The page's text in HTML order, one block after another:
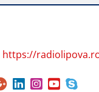
https://